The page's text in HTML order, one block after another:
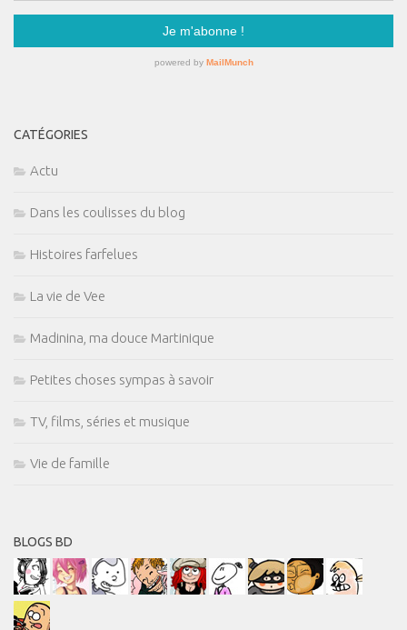
CATÉGORIES
Actu
Dans les coulisses du blog
Histoires farfelues
La vie de Vee
Madinina, ma douce Martinique
Petites choses sympas à savoir
TV, films, séries et musique
Vie de famille
BLOGS BD